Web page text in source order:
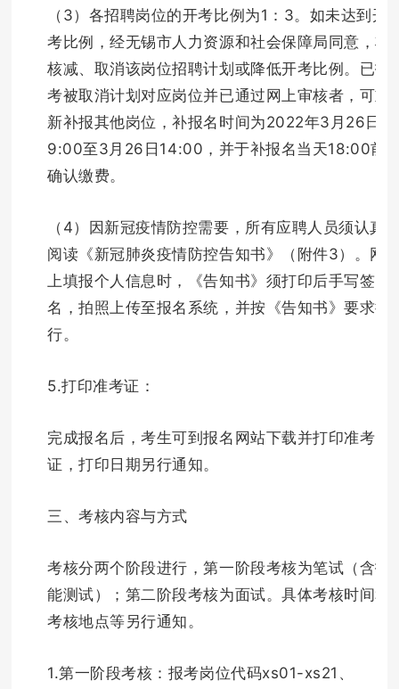
（3）各招聘岗位的开考比例为1：3。如未达到开
考比例，经无锡市人力资源和社会保障局同意，将
核减、取消该岗位招聘计划或降低开考比例。已报
考被取消计划对应岗位并已通过网上审核者，可重
新补报其他岗位，补报名时间为2022年3月26日
9:00至3月26日14:00，并于补报名当天18:00前
确认缴费。
（4）因新冠疫情防控需要，所有应聘人员须认真
阅读《新冠肺炎疫情防控告知书》（附件3）。网
上填报个人信息时，《告知书》须打印后手写签
名，拍照上传至报名系统，并按《告知书》要求执
行。
5.打印准考证：
完成报名后，考生可到报名网站下载并打印准考
证，打印日期另行通知。
三、考核内容与方式
考核分两个阶段进行，第一阶段考核为笔试（含技
能测试）；第二阶段考核为面试。具体考核时间和
考核地点等另行通知。
1.第一阶段考核：报考岗位代码xs01-xs21、